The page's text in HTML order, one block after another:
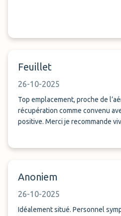
Feuillet
26-10-2025
Top emplacement, proche de
récupération comme convenu
positive. Merci je recommande
Anoniem
26-10-2025
Idéalement situé. Personnel